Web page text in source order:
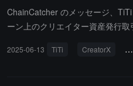
ChainCatcher のメッセージ、
ーン上のクリエイター資産発行
ャルアライアンスを共に構築し、
2025-06-13 TiTi CreatorX